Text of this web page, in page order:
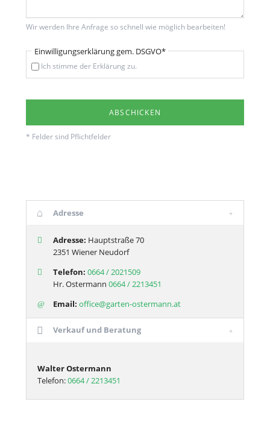
Wir werden Ihre Anfrage so schnell wie möglich bearbeiten!
Pflichtfeld
Einwilligungserklärung gem. DSGVO*
Ich stimme der Erklärung zu.
* Felder sind Pflichtfelder
Adresse
Adresse: Hauptstraße 70
2351 Wiener Neudorf
Telefon: 0664 / 2021509
Hr. Ostermann 0664 / 2213451
Email: office@garten-ostermann.at
Verkauf und Beratung
Walter Ostermann
Telefon:0664 / 2213451